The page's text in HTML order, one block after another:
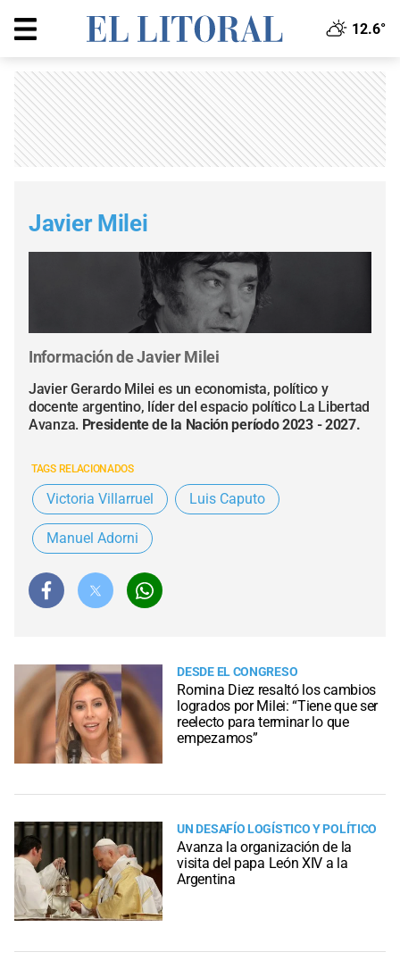
12.6°
Javier Milei
Información de Javier Milei
Javier Gerardo Milei es un economista, político y
docente argentino, líder del espacio político La Libertad
Avanza. Presidente de la Nación período 2023 - 2027.
TAGS RELACIONADOS
Victoria Villarruel Luis Caputo
Manuel Adorni
DESDE EL CONGRESO
Romina Diez resaltó los cambios
logrados por Milei: “Tiene que ser
reelecto para terminar lo que
empezamos”
UN DESAFÍO LOGÍSTICO Y POLÍTICO
Avanza la organización de la
visita del papa León XIV a la
Argentina